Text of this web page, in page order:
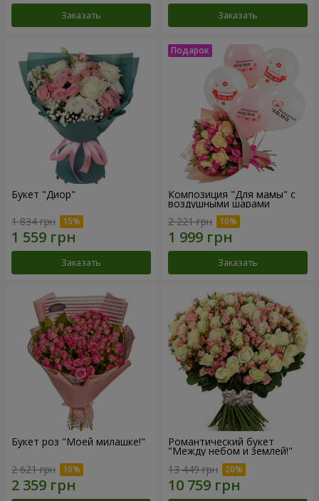
Заказать Заказать
Букет "Диор"
1 834 грн
Заказать
Композиция "Для мамы" с
воздушными шарами
2 221 грн
Заказать
Букет роз "Моей милашке!"
2 621 грн
Романтический букет
"Между небом и землей!"
13 449 грн